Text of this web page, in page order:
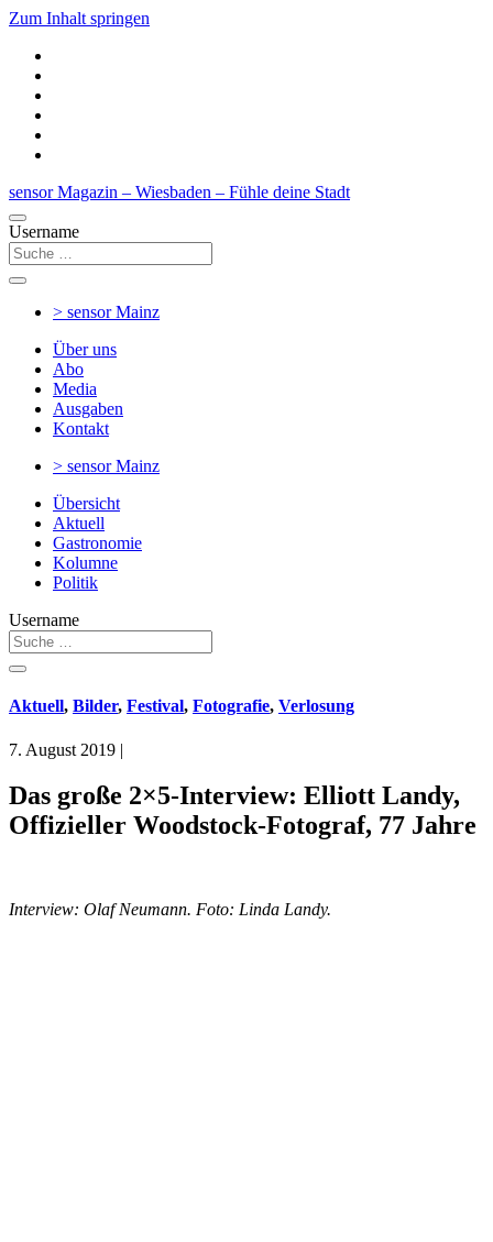
Zum Inhalt springen
sensor Magazin – Wiesbaden – Fühle deine Stadt
Username
> sensorMainz
Über uns
Abo
Media
Ausgaben
Kontakt
> sensorMainz
Übersicht
Aktuell
Gastronomie
Kolumne
Politik
Username
Aktuell, Bilder, Festival, Fotografie, Verlosung
7. August 2019 |
Das große 2×5-Interview: Elliott Landy,
Offizieller Woodstock-Fotograf, 77 Jahre
Interview: Olaf Neumann. Foto: Linda Landy.